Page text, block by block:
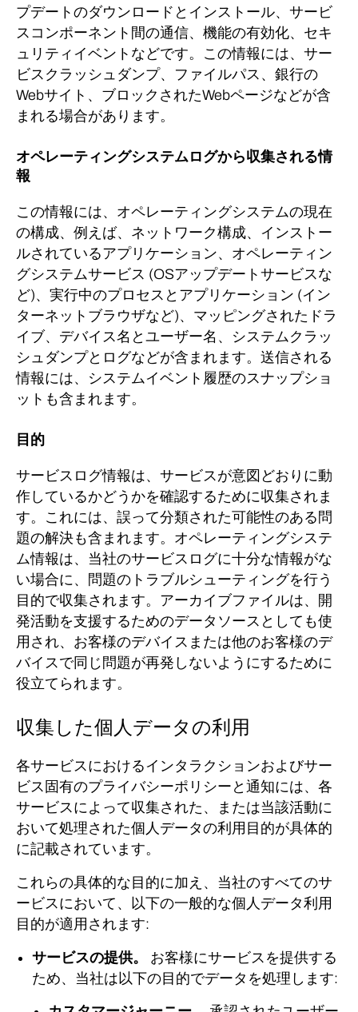
プデートのダウンロードとインストール、サービ
スコンポーネント間の通信、機能の有効化、セキ
ュリティイベントなどです。 この情報には、サー
ビスクラッシュダンプ、ファイルパス、銀行の
Webサイト、ブロックされたWebページなどが含
まれる場合があります。
オペレーティングシステムログから収集される情
報
この情報には、オペレーティングシステムの現在
の構成、例えば、ネットワーク構成、インストー
ルされているアプリケーション、オペレーティン
グシステムサービス (OSアップデートサービスな
ど)、実行中のプロセスとアプリケーション (イン
ターネットブラウザなど)、マッピングされたドラ
イブ、デバイス名とユーザー名、システムクラッ
シュダンプとログなどが含まれます。 送信される
情報には、システムイベント履歴のスナップショ
ットも含まれます。
目的
サービスログ情報は、サービスが意図どおりに動
作しているかどうかを確認するために収集されま
す。これには、誤って分類された可能性のある問
題の解決も含まれます。 オペレーティングシステ
ム情報は、当社のサービスログに十分な情報がな
い場合に、問題のトラブルシューティングを行う
目的で収集されます。 アーカイブファイルは、開
発活動を支援するためのデータソースとしても使
用され、お客様のデバイスまたは他のお客様のデ
バイスで同じ問題が再発しないようにするために
役立てられます。
収集した個人データの利用
各サービスにおけるインタラクションおよびサー
ビス固有のプライバシーポリシーと通知には、各
サービスによって収集された、または当該活動に
おいて処理された個人データの利用目的が具体的
に記載されています。
これらの具体的な目的に加え、当社のすべてのサ
ービスにおいて、以下の一般的な個人データ利用
目的が適用されます:
サービスの提供。
お客様にサービスを提供する
ため、当社は以下の目的でデータを処理します: